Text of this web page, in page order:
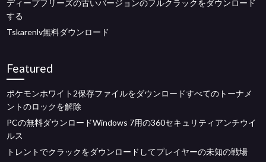
ディープフリーズの古いバージョンのフルクラックをダウンロード
する
Tskarenlv無料ダウンロード
Featured
ポケモンホワイト2保存ファイルをダウンロードすべてのトーナメ
ントのロックを解除
PCの無料ダウンロードWindows 7用の360セキュリティアンチウイ
ルス
トレントでクラックをダウンロードしてプレイヤーの未知の戦場